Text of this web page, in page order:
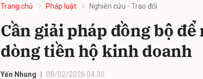
Trang chủ Pháp luật Nghiên cứu - Trao đổi
Cần giải pháp đồng bộ
dòng tiền hộ kinh doanh
Yến Nhung 08/02/2026 04:30